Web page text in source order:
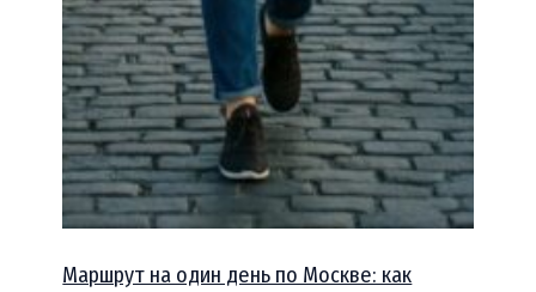
Маршрут на один день по Москве: как